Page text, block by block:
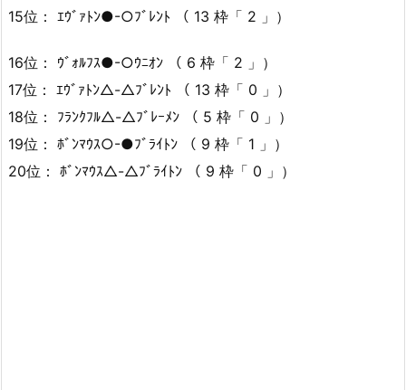
15位： ｴｳﾞｧﾄﾝ●-○ﾌﾞﾚﾝﾄ （ 13 枠「 2 」）
16位： ｳﾞｫﾙﾌｽ●-○ｳﾆｵﾝ （ 6 枠「 2 」）
17位： ｴｳﾞｧﾄﾝ△-△ﾌﾞﾚﾝﾄ （ 13 枠「 0 」）
18位： ﾌﾗﾝｸﾌﾙ△-△ﾌﾞﾚｰﾒﾝ （ 5 枠「 0 」）
19位： ﾎﾞﾝﾏｳｽ○-●ﾌﾞﾗｲﾄﾝ （ 9 枠「 1 」）
20位： ﾎﾞﾝﾏｳｽ△-△ﾌﾞﾗｲﾄﾝ （ 9 枠「 0 」）